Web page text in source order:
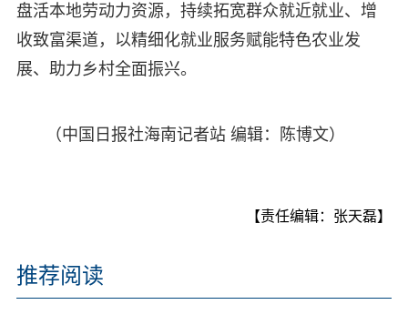
盘活本地劳动力资源，持续拓宽群众就近就业、增
收致富渠道，以精细化就业服务赋能特色农业发
展、助力乡村全面振兴。
（中国日报社海南记者站 编辑：陈博文）
【责任编辑：张天磊】
推荐阅读